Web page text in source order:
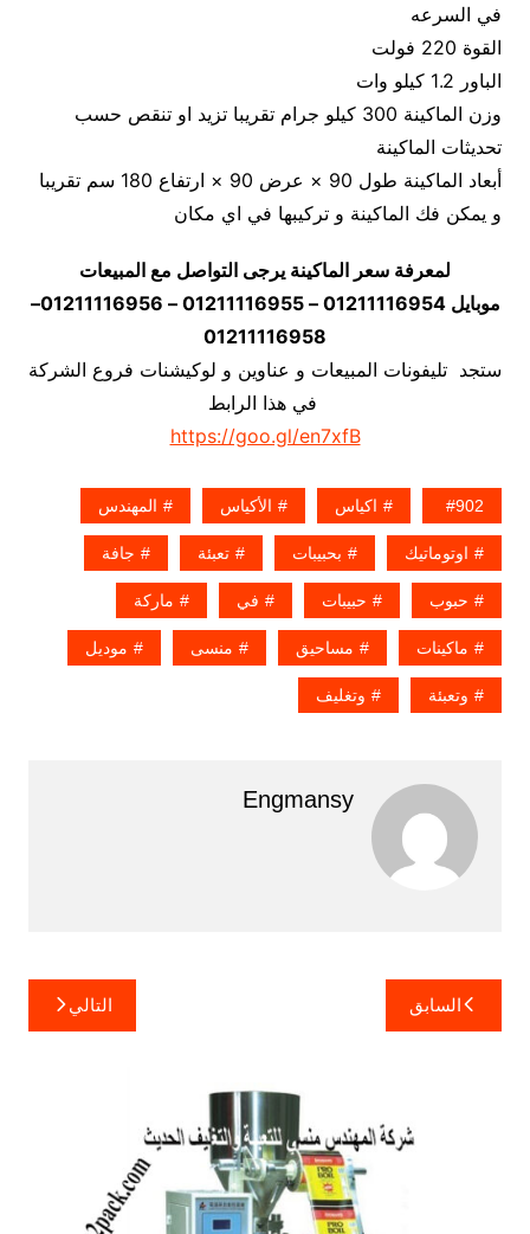
في السرعه
القوة 220 فولت
الباور 1.2 كيلو وات
وزن الماكينة 300 كيلو جرام تقريبا تزيد او تنقص حسب
تحديثات الماكينة
أبعاد الماكينة طول 90 × عرض 90 × ارتفاع 180 سم تقريبا
و يمكن فك الماكينة و تركيبها في اي مكان
لمعرفة سعر الماكينة يرجى التواصل مع المبيعات
موبايل 01211116954 – 01211116955 – 01211116956–
01211116958
ستجد تليفونات المبيعات و عناوين و لوكيشنات فروع الشركة
في هذا الرابط
https://goo.gl/en7xfB
902 اكياس الأكياس المهندس
اوتوماتيك بحبيبات تعبئة جافة
حبوب حبيبات في ماركة
ماكينات مساحيق منسى موديل
وتعبئة وتغليف
Engmansy
تصفّح
المقالات
السابق التالي